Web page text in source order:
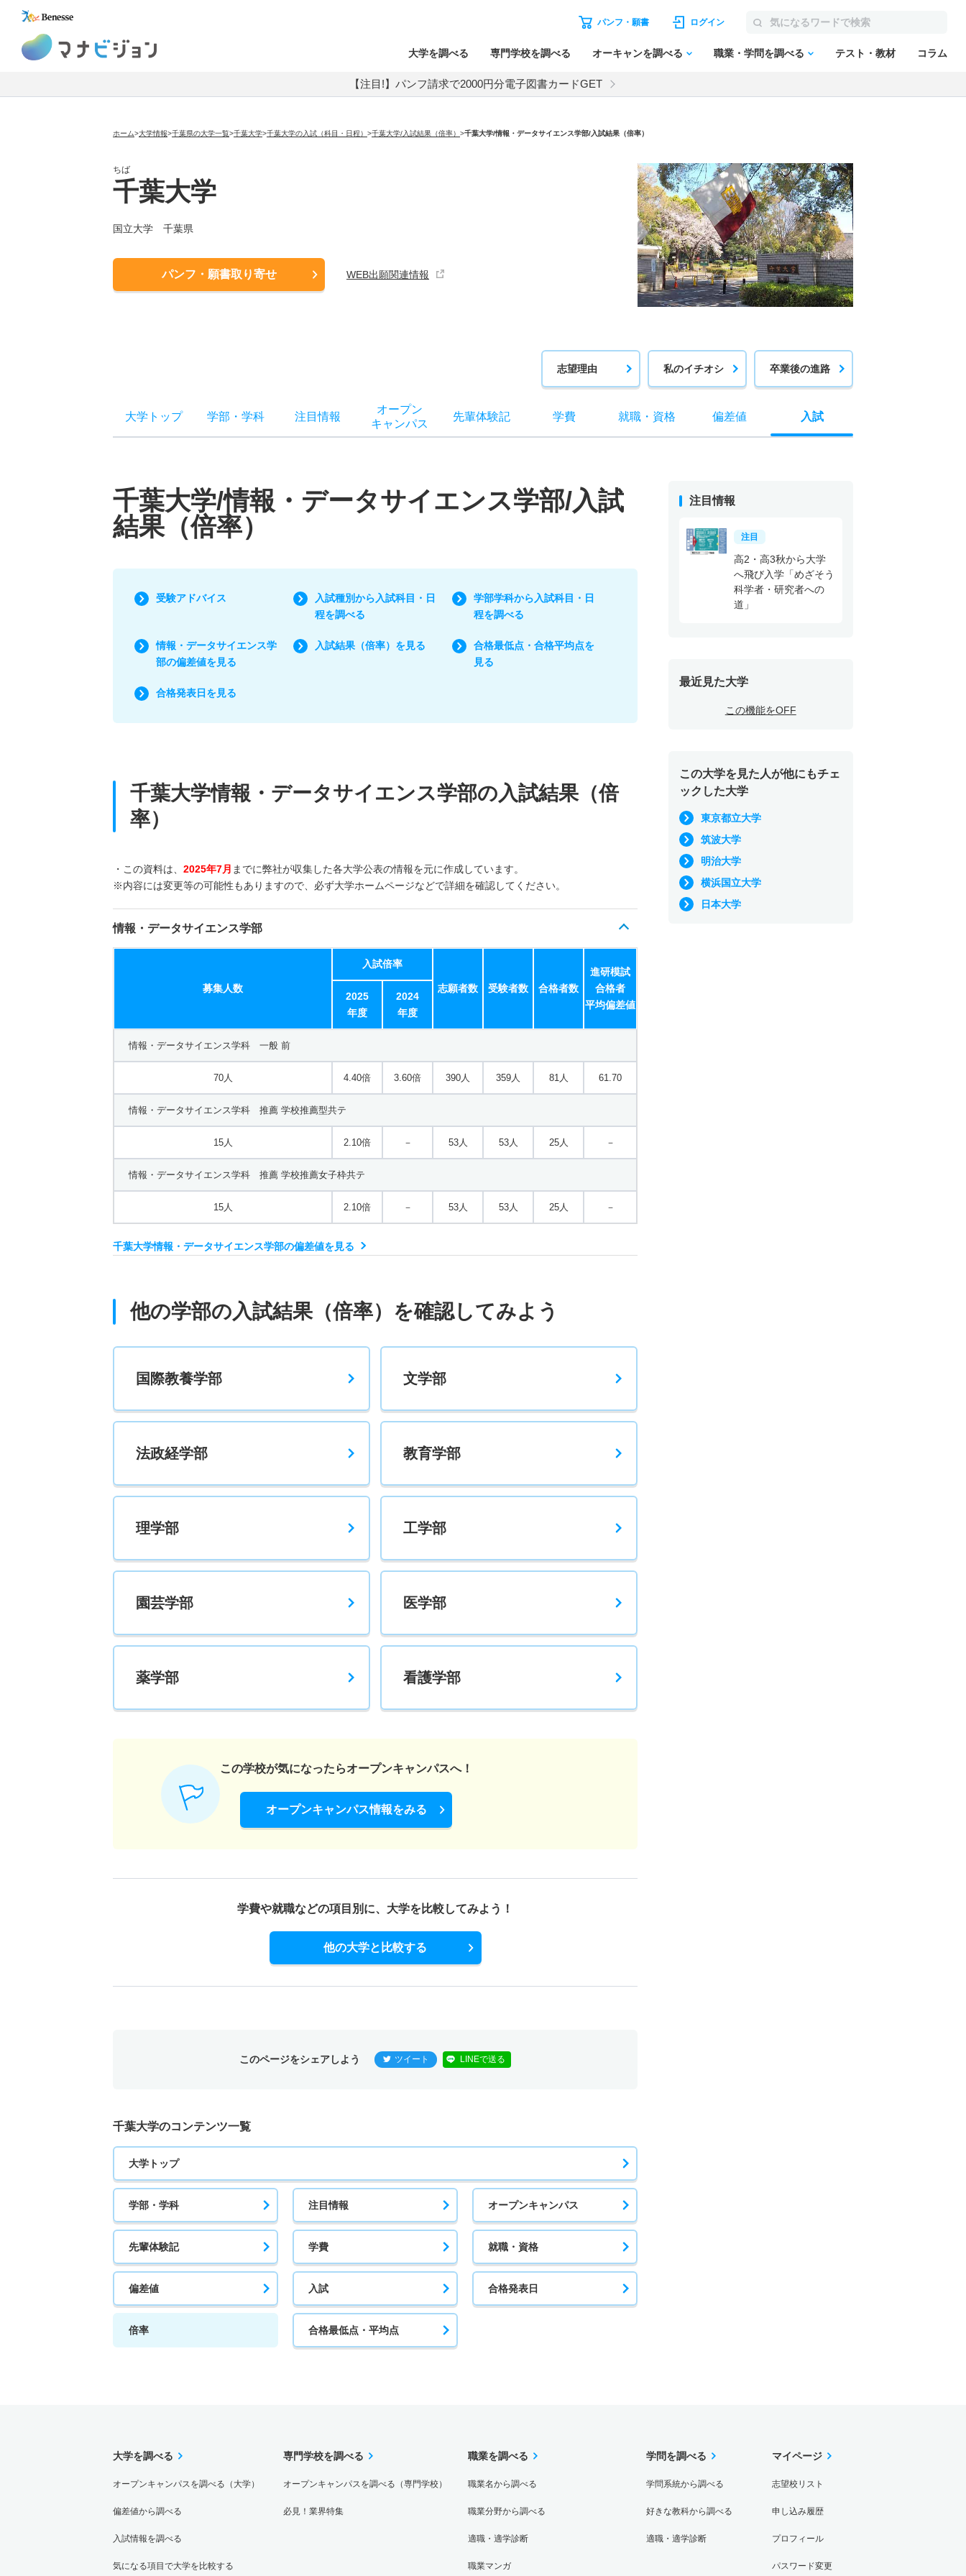
パンフ・願書 ログイン
大学を調べる 専門学校を調べる オーキャンを調べる 職業・学問を調べる テスト・教材 コラム
【注目!】パンフ請求で2000円分電子図書カードGET
ホーム>大学情報>千葉県の大学一覧>千葉大学>千葉大学の入試（科目・日程） >千葉大学/入試結果（倍率） >千葉大学/情報・データサイエンス学部/入試結果（倍率）
ちば
千葉大学
国立大学 千葉県
パンフ・願書取り寄せ WEB出願関連情報
志望理由 私のイチオシ 卒業後の進路
大学トップ 学部 ・ 学科 注目情報
オープン
キャンパス
先輩体験記 学費 就職・ 資格 偏差値 入試
千葉大学/情報・データサイエンス学部/入試
結果（倍率）
受験アドバイス
入試種別から入試科目・日
程を調べる
学部学科から入試科目・日
程を調べる
情報・データサイエンス学
部の偏差値を見る
入試結果（倍率）を見る
合格最低点・合格平均点を
見る
合格発表日を見る
千葉大学情報・データサイエンス学部の入試結果（倍
率）
・この資料は、 2025年7月 までに弊社が収集した各大学公表の情報を元に作成しています。
※内容には変更等の可能性もありますので、必ず大学ホームページなどで詳細を確認してください。
情報・データサイエンス学部
募集人数
入試倍率
志願者数 受験者数 合格者数
進研模試
合格者
平均偏差値
2025
年度
2024
年度
情報・データサイエンス学科 一般 前
70人 4.40倍 3.60倍 390人 359人 81人 61.70
情報・データサイエンス学科 推薦 学校推薦型共テ
15人 2.10倍 － 53人 53人 25人 －
情報・データサイエンス学科 推薦 学校推薦女子枠共テ
15人 2.10倍 － 53人 53人 25人 －
千葉大学情報・データサイエンス学部の偏差値を見る
他の学部の入試結果（倍率）を確認してみよう
国際教養学部 文学部
法政経学部 教育学部
理学部 工学部
園芸学部 医学部
薬学部 看護学部
この学校が気になったらオープンキャンパスへ！
オープンキャンパス情報をみる
学費や就職などの項目別に、 大学を比較してみよう！
他の大学と比較する
このページをシェアしよう ツイート LINEで送る
千葉大学のコンテンツ一覧
大学トップ
学部・学科 注目情報 オープンキャンパス
先輩体験記 学費 就職・資格
偏差値 入試 合格発表日
倍率 合格最低点・平均点
注目情報
注目
高2・高3秋から大学
へ飛び入学「めざそう
科学者・研究者への
道」
最近見た大学
この機能をOFF
この大学を見た人が他にもチェ
ックした大学
東京都立大学
筑波大学
明治大学
横浜国立大学
日本大学
大学を調べる
オープンキャンパスを調べる（大学）
偏差値から調べる
入試情報を調べる
気になる項目で大学を比較する
専門学校を調べる
オープンキャンパスを調べる（専門学校）
必見！業界特集
職業を調べる
職業名から調べる
職業分野から調べる
適職・適学診断
職業マンガ
学問を調べる
学問系統から調べる
好きな教科から調べる
適職・適学診断
マイページ
志望校リスト
申し込み履歴
プロフィール
パスワード変更